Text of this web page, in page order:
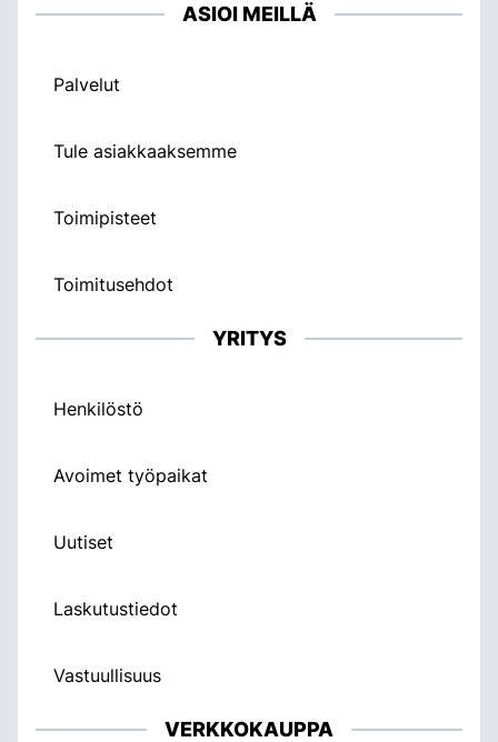
ASIOI MEILLÄ
Palvelut
Tule asiakkaaksemme
Toimipisteet
Toimitusehdot
YRITYS
Henkilöstö
Avoimet työpaikat
Uutiset
Laskutustiedot
Vastuullisuus
VERKKOKAUPPA